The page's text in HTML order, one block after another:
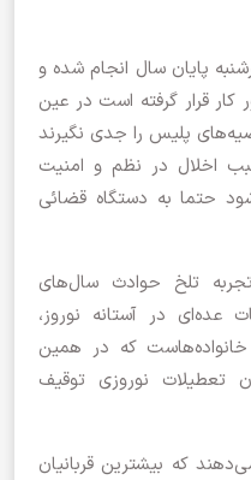
پایان سال انجام شده و
قرار گرفته است در عین
پلیس را جدی نگیرند
اخلال در نظم و امنیت
حتما به دستگاه قضائی
تلخ حوادث سال‌های
عده‌ای در آستانه نوروز،
که در همین
تعطیلات نوروزی توقیف
که بیشترین قربانیان